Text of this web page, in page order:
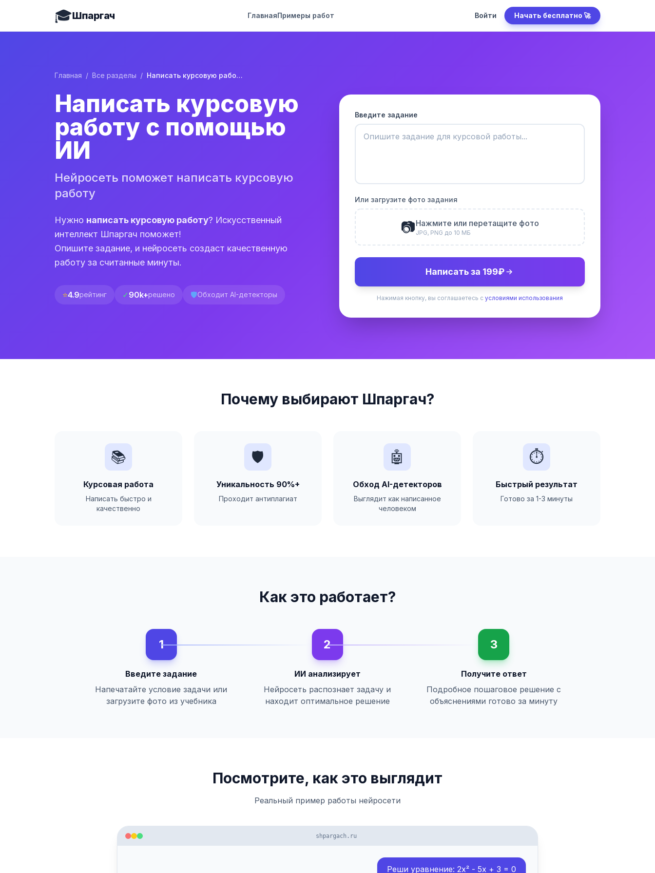
🎓Шпаргач ГлавнаяПримеры работ Войти Начать бесплатно 🚀
Главная / Все разделы / Написать курсовую работу с помощью ИИ
Написать курсовую
работу с помощью
ИИ
Нейросеть поможет написать курсовую
работу
Нужно написать курсовую работу? Искусственный
интеллект Шпаргач поможет!
Опишите задание, и нейросеть создаст качественную
работу за считанные минуты.
⭐4.9рейтинг ✓90k+решено 🛡️Обходит AI-детекторы
Введите задание
Или загрузите фото задания
📷Нажмите или перетащите фото
JPG, PNG до 10 МБ
Написать за 199₽
Нажимая кнопку, вы соглашаетесь с условиями использования
Почему выбирают Шпаргач?
📚
Курсовая работа
Написать быстро и
качественно
🛡️
Уникальность 90%+
Проходит антиплагиат
🤖
Обход AI-детекторов
Выглядит как написанное
человеком
⏱️
Быстрый результат
Готово за 1-3 минуты
Как это работает?
1
Введите задание
Напечатайте условие задачи или
загрузите фото из учебника
2
ИИ анализирует
Нейросеть распознает задачу и
находит оптимальное решение
3
Получите ответ
Подробное пошаговое решение с
объяснениями готово за минуту
Посмотрите, как это выглядит
Реальный пример работы нейросети
shpargach.ru
Реши уравнение: 2x² - 5x + 3 = 0